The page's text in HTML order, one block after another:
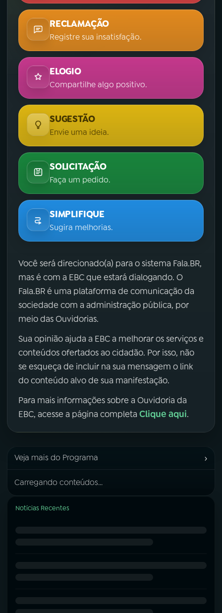
RECLAMAÇÃO
Registre sua insatisfação.
ELOGIO
Compartilhe algo positivo.
SUGESTÃO
Envie uma ideia.
SOLICITAÇÃO
Faça um pedido.
SIMPLIFIQUE
Sugira melhorias.
Você será direcionado(a) para o sistema Fala.BR,
mas é com a EBC que estará dialogando. O
Fala.BR é uma plataforma de comunicação da
sociedade com a administração pública, por
meio das Ouvidorias.
Sua opinião ajuda a EBC a melhorar os serviços e
conteúdos ofertados ao cidadão. Por isso, não
se esqueça de incluir na sua mensagem o link
do conteúdo alvo de sua manifestação.
Para mais informações sobre a Ouvidoria da
EBC, acesse a página completa Clique aqui.
Veja mais do Programa ›
Carregando conteúdos...
Notícias Recentes